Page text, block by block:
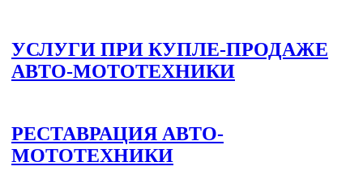
УСЛУГИ ПРИ КУПЛЕ-ПРОДАЖЕ
АВТО-МОТОТЕХНИКИ
РЕСТАВРАЦИЯ АВТО-
МОТОТЕХНИКИ